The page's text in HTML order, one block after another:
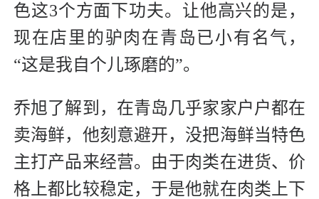
色这3个方面下功夫。让他高兴的是，
现在店里的驴肉在青岛已小有名气，
“这是我自个儿琢磨的”。
乔旭了解到，在青岛几乎家家户户都在
卖海鲜，他刻意避开，没把海鲜当特色
主打产品来经营。由于肉类在进货、价
格上都比较稳定，于是他就在肉类上下